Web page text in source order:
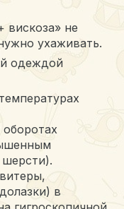
вискоза» не
ухаживать.
одеждой
в